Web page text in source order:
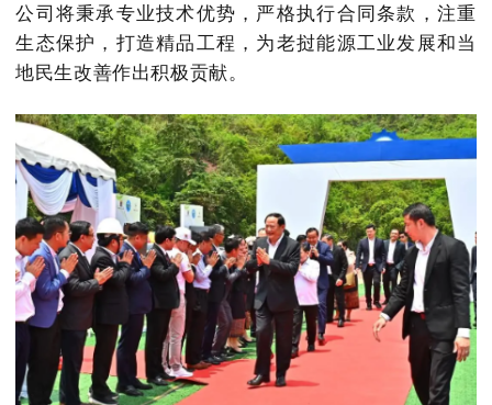
公司将秉承专业技术优势，严格执行合同条款，注重
生态保护，打造精品工程，为老挝能源工业发展和当
地民生改善作出积极贡献。